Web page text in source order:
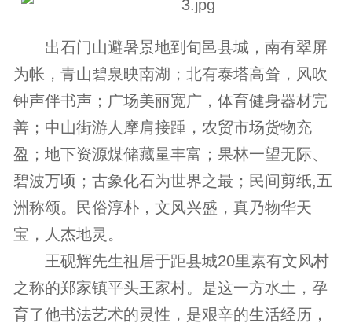
出石门山避暑景地到旬邑县城，南有翠屏
为帐，青山碧泉映南湖；北有泰塔高耸，风吹
钟声伴书声；广场美丽宽广，体育健身器材完
善；中山街游人摩肩接踵，农贸市场货物充
盈；地下资源煤储藏量丰富；果林一望无际、
碧波万顷；古象化石为世界之最；民间剪纸,五
洲称颂。民俗淳朴，文风兴盛，真乃物华天
宝，人杰地灵。
王砚辉先生祖居于距县城20里素有文风村
之称的郑家镇平头王家村。是这一方水土，孕
育了他书法艺术的灵性，是艰辛的生活经历，